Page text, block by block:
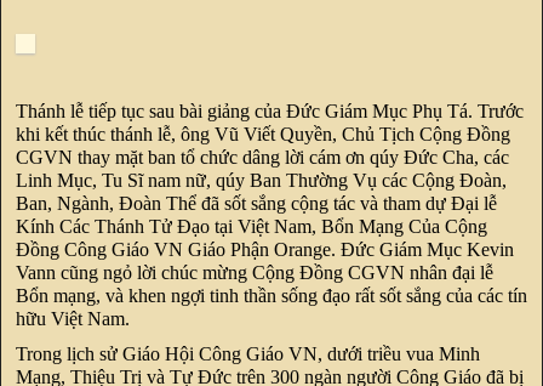
Thánh lễ tiếp tục sau bài giảng của Đức Giám Mục Phụ Tá. Trước
khi kết thúc thánh lễ, ông Vũ Viết Quyền, Chủ Tịch Cộng Đồng
CGVN thay mặt ban tổ chức dâng lời cám ơn qúy Đức Cha, các
Linh Mục, Tu Sĩ nam nữ, qúy Ban Thường Vụ các Cộng Đoàn,
Ban, Ngành, Đoàn Thể đã sốt sắng cộng tác và tham dự Đại lễ
Kính Các Thánh Tử Đạo tại Việt Nam, Bổn Mạng Của Cộng
Đồng Công Giáo VN Giáo Phận Orange. Đức Giám Mục Kevin
Vann cũng ngỏ lời chúc mừng Cộng Đồng CGVN nhân đại lễ
Bổn mạng, và khen ngợi tinh thần sống đạo rất sốt sắng của các tín
hữu Việt Nam.
Trong lịch sử Giáo Hội Công Giáo VN, dưới triều vua Minh
Mạng, Thiệu Trị và Tự Đức trên 300 ngàn người Công Giáo đã bị